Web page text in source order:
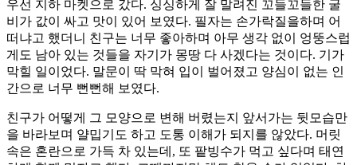
우선 지하 마켓으로 갔다. 싱싱하게 잘 말려진 꼬들꼬들한 굴
비가 값이 싸고 맛이 있어 보였다. 필자는 손가락질을하며 어
떠냐고 했더니 친구는 너무 좋아하며 아무 생각 없이 엉뚱스럽
게도 남아 있는 것들을 자기가 몽땅 다 사겠다는 것이다. 기가
막힐 일이었다. 말문이 딱 막혀 입이 벌어졌고 양심이 없는 인
간으로 너무 뻔뻔해 보였다.
친구가 어떻게 그 모양으로 변해 버렸는지 앞서가는 뒷모습만
을 바라보며 얄밉기도 하고 도통 이해가 되지를 않았다. 머릿
속은 혼란으로 가득 차 있는데, 또 팥빙수가 먹고 싶다며 태연